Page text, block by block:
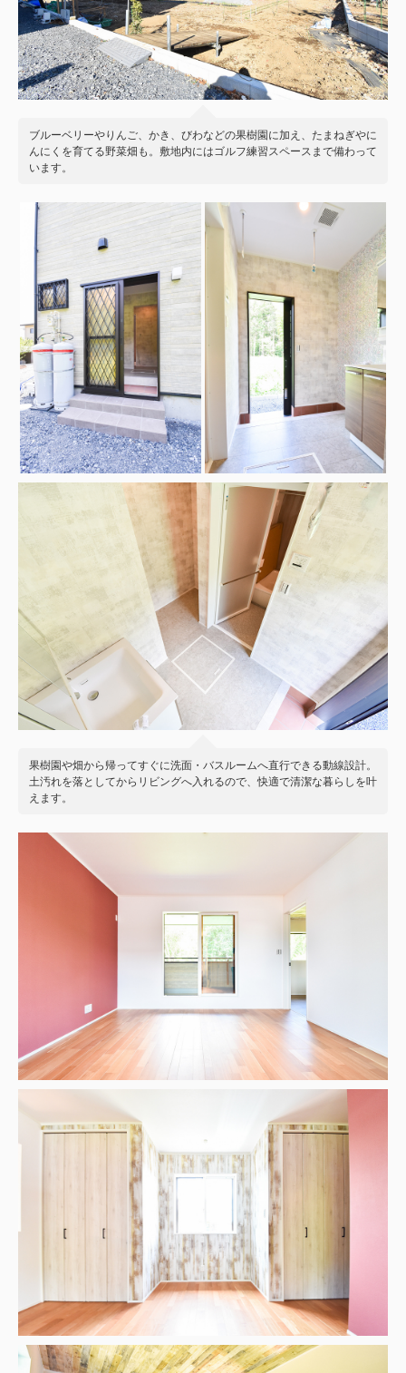
ブルーベリーやりんご、かき、びわなどの果樹園に加え、たまねぎやに
んにくを育てる野菜畑も。敷地内にはゴルフ練習スペースまで備わって
います。
果樹園や畑から帰ってすぐに洗面・バスルームへ直行できる動線設計。
土汚れを落としてからリビングへ入れるので、快適で清潔な暮らしを叶
えます。